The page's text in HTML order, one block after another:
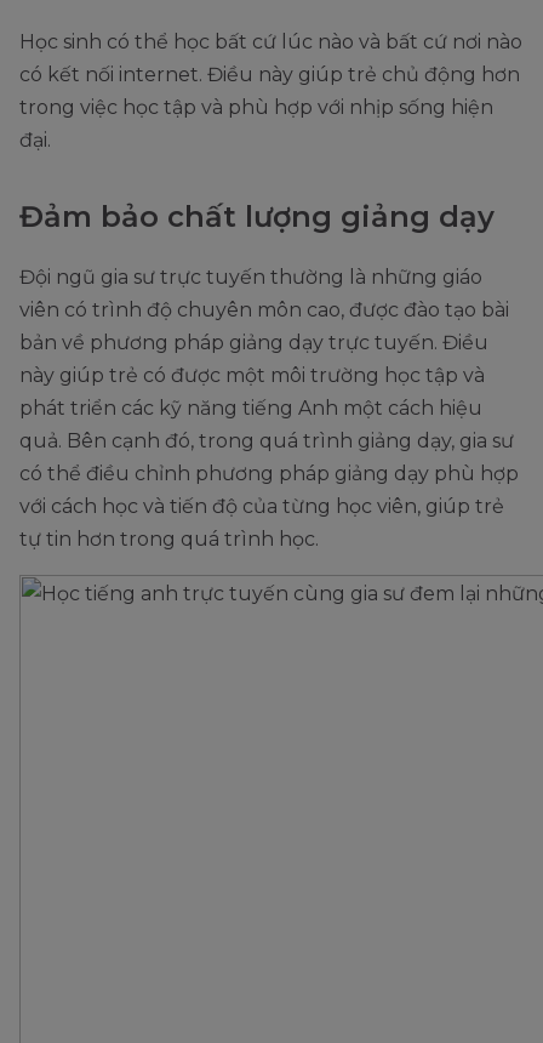
Học sinh có thể học bất cứ lúc nào và bất cứ nơi nào
có kết nối internet. Điều này giúp trẻ chủ động hơn
trong việc học tập và phù hợp với nhịp sống hiện
đại.
Đảm bảo chất lượng giảng dạy
Đội ngũ gia sư trực tuyến thường là những giáo
viên có trình độ chuyên môn cao, được đào tạo bài
bản về phương pháp giảng dạy trực tuyến. Điều
này giúp trẻ có được một môi trường học tập và
phát triển các kỹ năng tiếng Anh một cách hiệu
quả. Bên cạnh đó, trong quá trình giảng dạy, gia sư
có thể điều chỉnh phương pháp giảng dạy phù hợp
với cách học và tiến độ của từng học viên, giúp trẻ
tự tin hơn trong quá trình học.